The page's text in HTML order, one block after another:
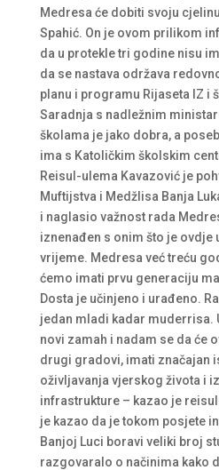
Medresa će dobiti svoju
Spahić. On je ovom prilikom
da u protekle tri godine nisu
da se nastava održava
planu i programu Rijaseta IZ i
Saradnja s nadležnim
školama je jako dobra, a
ima s Katoličkim školskim
Reisul-ulema Kavazović je
Muftijstva i Medžlisa Banja
i naglasio važnost rada
iznenađen s onim što je ovdje
vrijeme. Medresa već treću
ćemo imati prvu generaciju
Dosta je učinjeno i urađeno.
jedan mladi kadar muderrisa.
novi zamah i nadam se da će
drugi gradovi, imati značajan
oživljavanja vjerskog života i
infrastrukture – kazao je
je kazao da je tokom posjete
Banjoj Luci boravi veliki broj
razgovaralo o načinima kako